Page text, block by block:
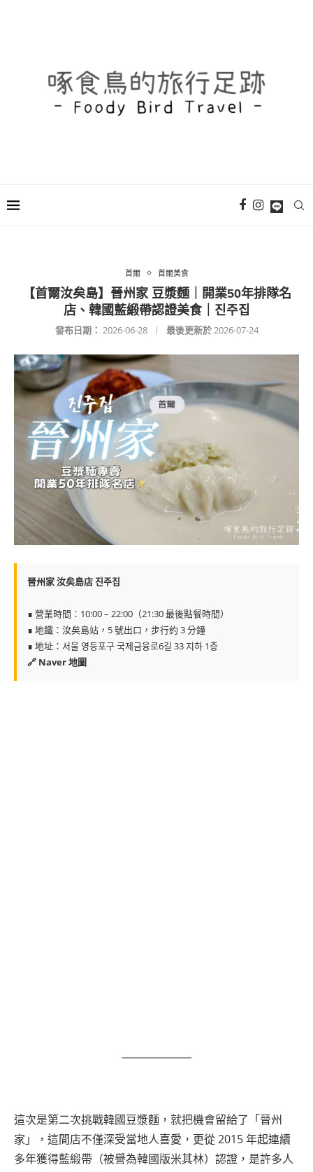
首爾 首爾美食
【首爾汝矣島】晉州家 豆漿麵｜開業50年排隊名
店、韓國藍緞帶認證美食｜진주집
發布日期： 2026-06-28 最後更新於2026-07-24
晉州家 汝矣島店 진주집
∎ 營業時間：10:00 – 22:00（21:30 最後點餐時間）
∎ 地鐵：汝矣島站，5 號出口，步行約 3 分鐘
∎ 地址：서울 영등포구 국제금융로6길 33 지하 1층
🔗 Naver 地圖
這次是第二次挑戰韓國豆漿麵，就把機會留給了「晉州
家」，這間店不僅深受當地人喜愛，更從 2015 年起連續
多年獲得藍緞帶（被譽為韓國版米其林）認證，是許多人